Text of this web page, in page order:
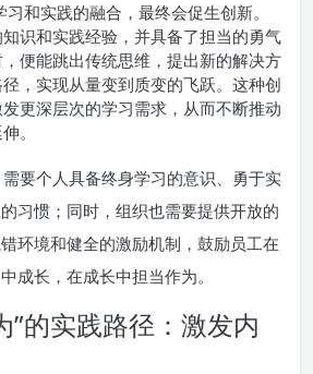
习和实践的融合，最终会促生创新。
识和实践经验，并具备了担当的勇气
便能跳出传统思维，提出新的解决方
，实现从量变到质变的飞跃。这种创
更深层次的学习需求，从而不断推动
。
要个人具备终身学习的意识、勇于实
习惯；同时，组织也需要提供开放的
环境和健全的激励机制，鼓励员工在
成长，在成长中担当作为。
”的实践路径：激发内